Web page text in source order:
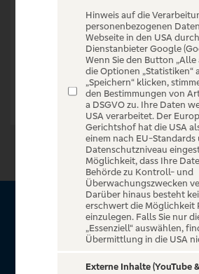
Zur Startseite
Über VR Entertain
für alle Kunden der Volksbanken
Hinweis auf die
personenbezogenen
Webseite in den USA
Dienstanbieter Google
Wenn Sie den Button „Alle
die Optionen
„Speichern“ klicken,
den Bestimmungen von
a DSGVO zu. Ihre Daten
USA verarbeitet. Der
Gerichtshof hat die USA
einem nach EU-
Datenschutzniveau
Möglichkeit, dass Ihre
Behörde zu Kontroll- und
Überwachungszwecken
Darüber hinaus besteht
erschwert die Möglichkeit
einzulegen. Falls Sie nur
„Essenziell“ auswählen,
Übermittlung in die USA
Externe Inhalte (YouTube